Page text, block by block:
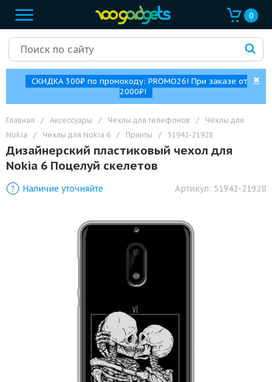
0
СКИДКА 300₽ по промокоду: PROMO26! При заказе от
2000₽!
✖
Главная / Аксессуары / Чехлы для телефонов /
Чехлы для
Nokia
/ Чехлы для Nokia 6 / Принты / 51942-21928
Дизайнерский пластиковый чехол для
Nokia 6 Поцелуй скелетов
Наличие уточняйте Артикул: 51942-21928